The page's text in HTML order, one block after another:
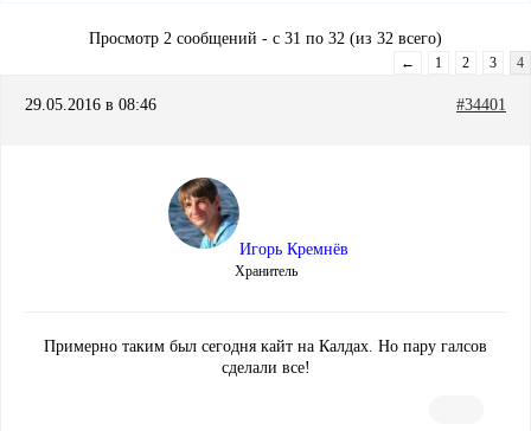
Просмотр 2 сообщений - с 31 по 32 (из 32 всего)
← 1 2 3 4
29.05.2016 в 08:46 #34401
Игорь Кремнёв
Хранитель
Примерно таким был сегодня кайт на Калдах. Но пару галсов
сделали все!